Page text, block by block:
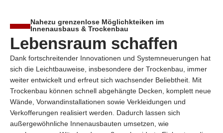
Nahezu grenzenlose Möglichkteiken im
Innenausbaus & Trockenbau
Lebensraum schaffen
Dank fortschreitender Innovationen und Systemneuerungen hat
sich die Leichtbauweise, insbesondere der Trockenbau, immer
weiter entwickelt und erfreut sich wachsender Beliebtheit. Mit
Trockenbau können schnell abgehängte Decken, komplett neue
Wände, Vorwandinstallationen sowie Verkleidungen und
Verkofferungen realisiert werden. Dadurch lassen sich
außergewöhnliche Innenausbauten umsetzen, wie